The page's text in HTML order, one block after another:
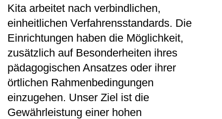
Kita arbeitet nach verbindlichen,
einheitlichen Verfahrensstandards. Die
Einrichtungen haben die Möglichkeit,
zusätzlich auf Besonderheiten ihres
pädagogischen Ansatzes oder ihrer
örtlichen Rahmenbedingungen
einzugehen. Unser Ziel ist die
Gewährleistung einer hohen